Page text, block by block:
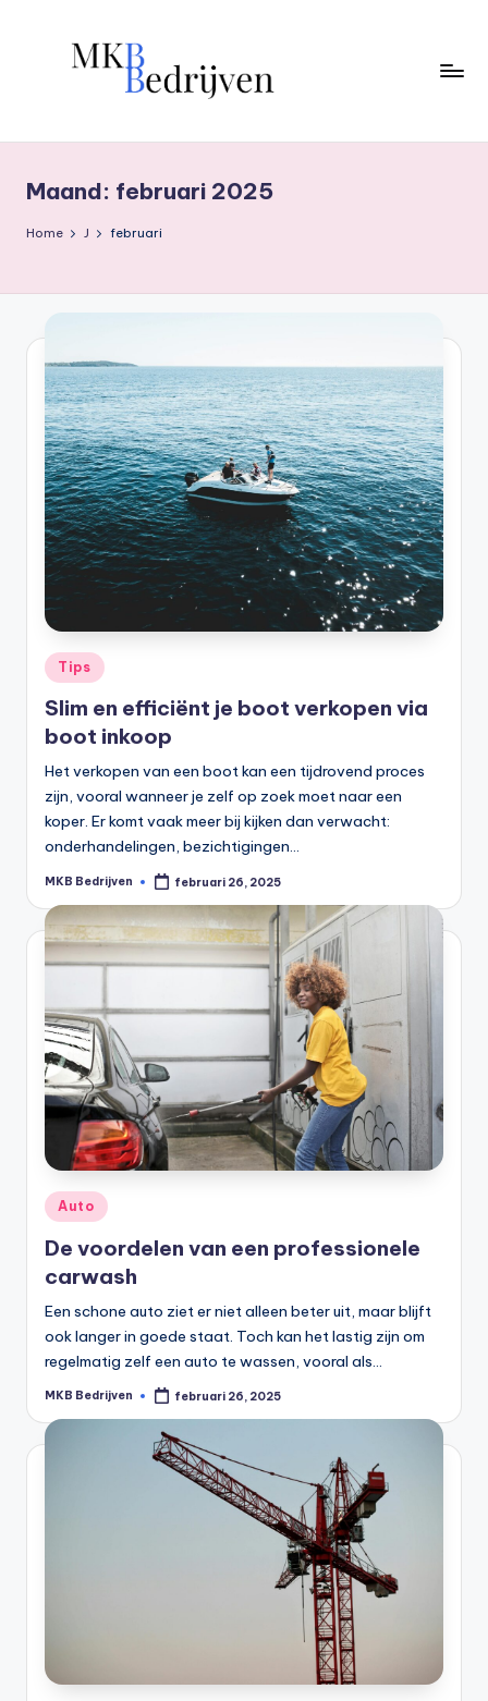
Maand: februari 2025
Home J februari
Tips
Slim en efficiënt je boot verkopen via
boot inkoop
Het verkopen van een boot kan een tijdrovend proces
zijn, vooral wanneer je zelf op zoek moet naar een
koper. Er komt vaak meer bij kijken dan verwacht:
onderhandelingen, bezichtigingen…
MKB Bedrijven februari 26, 2025
Auto
De voordelen van een professionele
carwash
Een schone auto ziet er niet alleen beter uit, maar blijft
ook langer in goede staat. Toch kan het lastig zijn om
regelmatig zelf een auto te wassen, vooral als…
MKB Bedrijven februari 26, 2025